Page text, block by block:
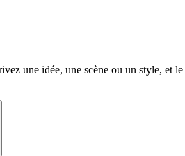
une idée, une scène ou un style, et